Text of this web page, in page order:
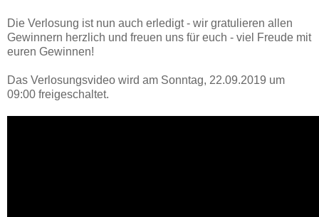
Die Verlosung ist nun auch erledigt - wir gratulieren allen
Gewinnern herzlich und freuen uns für euch - viel Freude mit
euren Gewinnen!
Das Verlosungsvideo wird am Sonntag, 22.09.2019 um
09:00 freigeschaltet.